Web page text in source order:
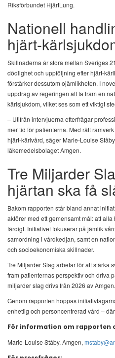
Riksförbundet HjärtLung.
Nationell
hjärt-
Skillnaderna är stora mellan Sveriges
dödlighet och uppföljning efter hjärt-
förstärker dessutom ojämlikheten. I
uppdrag av regeringen att ta fram en
kärlsjukdom, vilket ses som ett viktigt
– Utifrån intervjuerna efterfrågar
mer tid för patienterna. Med rätt
hjärt-kärlvård, säger Marie-Louise
läkemedelsbolaget Amgen.
Tre Miljarder
hjärtan ska få
Bakom rapporten står bland annat
aktörer med ett gemensamt mål: att
färdigt. Initiativet fokuserar på jämlik
samordning i vårdkedjan, samt en
och socioekonomiska skillnader.
Tre Miljarder Slag arbetar för att stärka
fram patienternas perspektiv och driva
miljarder slag drivs från 2026 av Amgen.
Genom rapporten hoppas
enhetlig och personcentrerad vård –
För information om rapporten
Marie-Louise Ståby, Amgen,